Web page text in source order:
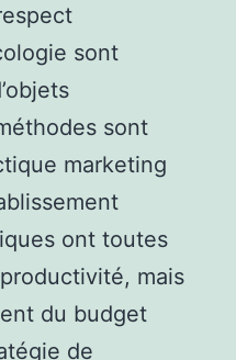
sont
sont
marketing
ont toutes
mais
du budget
de